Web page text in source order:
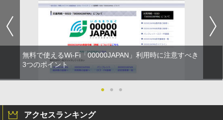
無料で使えるWi-Fi「00000JAPAN」利用時に注意すべき
3つのポイント
● ● ●
アクセスランキング